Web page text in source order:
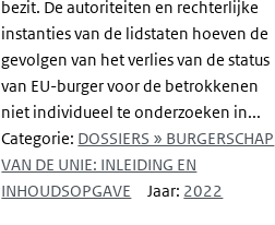
bezit. De autoriteiten en rechterlijke
instanties van de lidstaten hoeven de
gevolgen van het verlies van de status
van EU-burger voor de betrokkenen
niet individueel te onderzoeken in...
Categorie: DOSSIERS » BURGERSCHAP
VAN DE UNIE: INLEIDING EN
INHOUDSOPGAVE
Jaar: 2022